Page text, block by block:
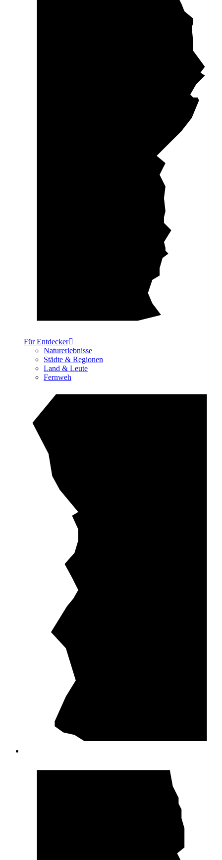
Für Entdecker
Naturerlebnisse
Städte & Regionen
Land & Leute
Fernweh